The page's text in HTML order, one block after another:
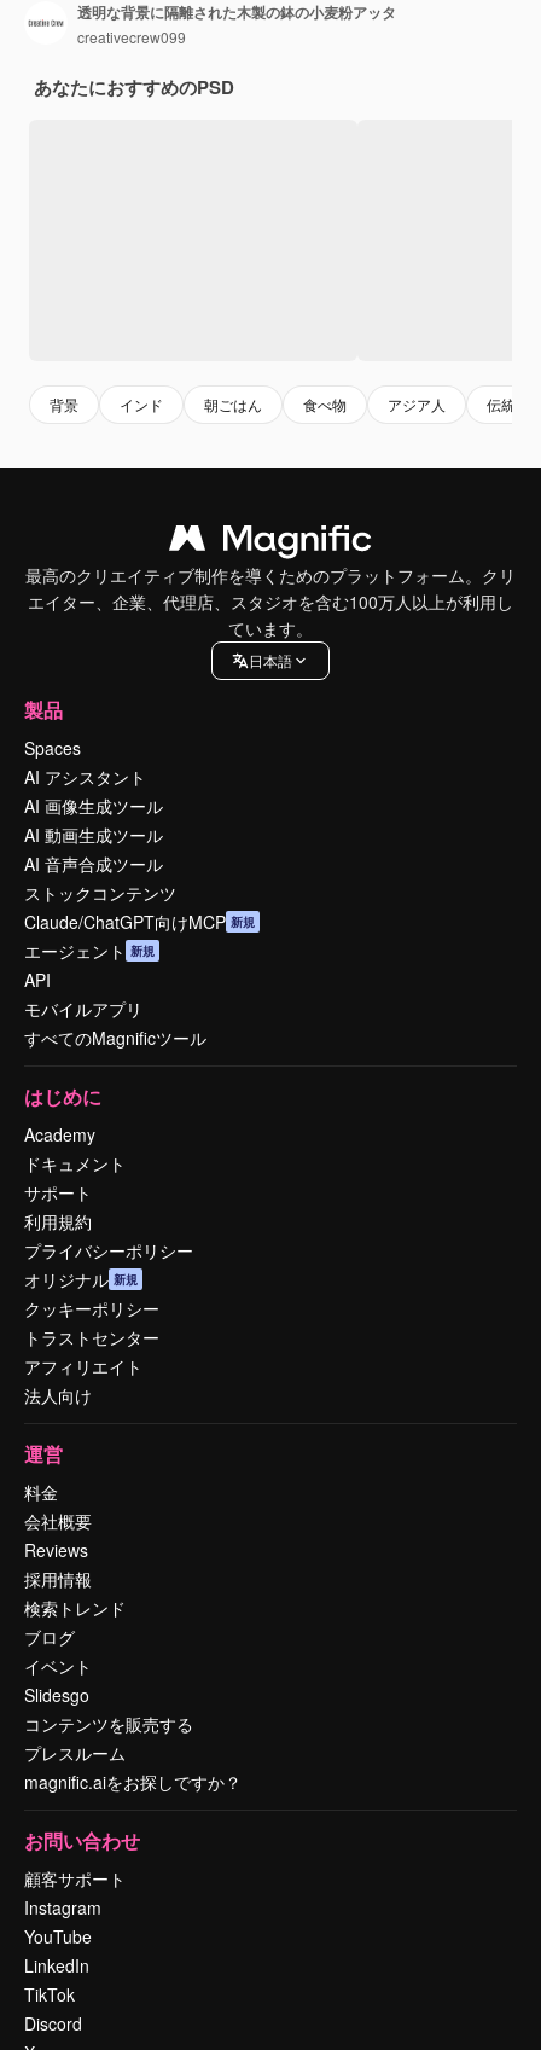
透明な背景に隔離された木製の鉢の小麦粉アッタ
creativecrew099
あなたにおすすめのPSD
背景 インド 朝ごはん 食べ物 アジア人 伝統的
最高のクリエイティブ制作を導くためのプラットフォーム。クリ
エイター、企業、代理店、スタジオを含む100万人以上が利用し
ています。
日本語
製品
Spaces
AI アシスタント
AI 画像生成ツール
AI 動画生成ツール
AI 音声合成ツール
ストックコンテンツ
Claude/ChatGPT向けMCP 新規
エージェント 新規
API
モバイルアプリ
すべてのMagnificツール
はじめに
Academy
ドキュメント
サポート
利用規約
プライバシーポリシー
オリジナル 新規
クッキーポリシー
トラストセンター
アフィリエイト
法人向け
運営
料金
会社概要
Reviews
採用情報
検索トレンド
ブログ
イベント
Slidesgo
コンテンツを販売する
プレスルーム
magnific.aiをお探しですか？
お問い合わせ
顧客サポート
Instagram
YouTube
LinkedIn
TikTok
Discord